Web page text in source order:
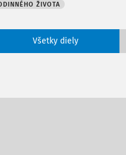
ŽIVOTA
Všetky diely